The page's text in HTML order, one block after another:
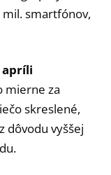
smartfónov,
apríli
mierne za
skreslené,
dôvodu vyššej